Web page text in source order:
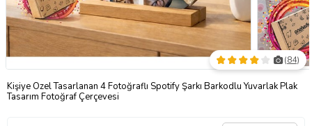
Kişiye Özel Tasarlanan 4 Fotoğraflı Spotify Şarkı Barkodlu Yuvarlak Plak
Tasarım Fotoğraf Çerçevesi
(84)